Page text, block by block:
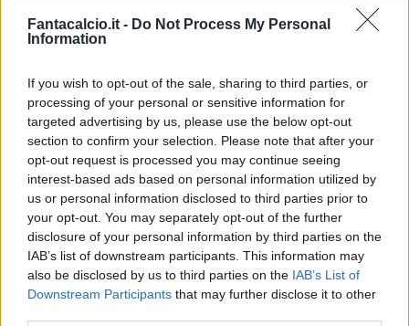
Fantacalcio.it - Do Not Process My Personal
Information
If you wish to opt-out of the sale, sharing to third parties, or
processing of your personal or sensitive information for
targeted advertising by us, please use the below opt-out
section to confirm your selection. Please note that after your
opt-out request is processed you may continue seeing
interest-based ads based on personal information utilized by
us or personal information disclosed to third parties prior to
your opt-out. You may separately opt-out of the further
disclosure of your personal information by third parties on the
IAB’s list of downstream participants. This information may
also be disclosed by us to third parties on the IAB’s List of
Downstream Participants that may further disclose it to other
Bonus Malus
Presenze a
voto
Quotazioni